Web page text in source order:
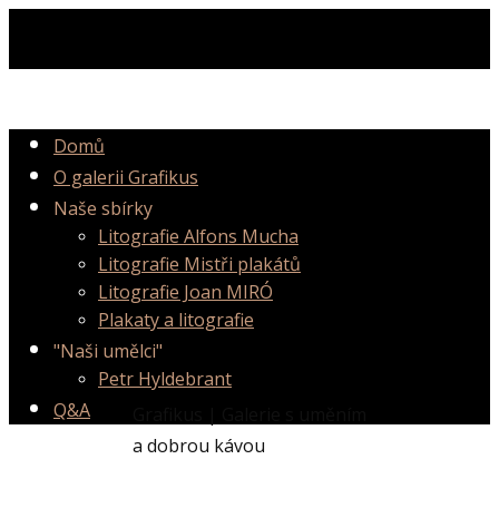
Domů
O galerii Grafikus
Naše sbírky
Litografie Alfons Mucha
Litografie Mistři plakátů
Litografie Joan MIRÓ
Plakaty a litografie
"Naši umělci"
Petr Hyldebrant
Q&A
a dobrou kávou